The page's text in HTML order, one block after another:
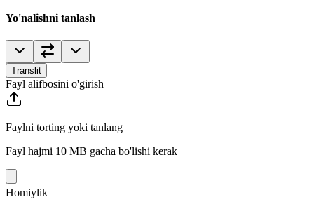
Yo'nalishni tanlash
Translit
Fayl alifbosini o'girish
Faylni torting yoki tanlang
Fayl hajmi 10 MB gacha bo'lishi kerak
Homiylik